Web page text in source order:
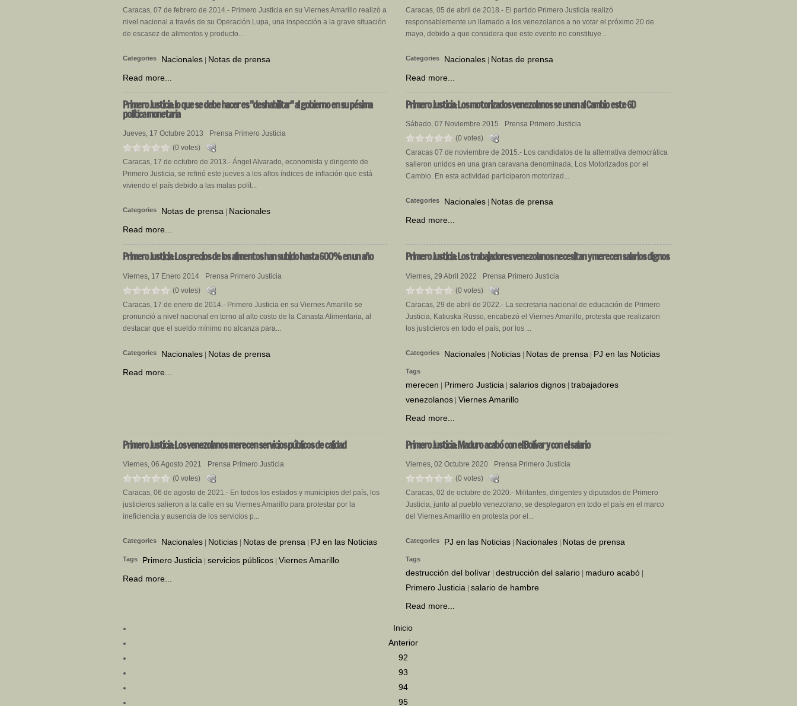
Caracas, 07 de febrero de 2014.- Primero Justicia en su Viernes Amarillo realizó a
nivel nacional a través de su Operación Lupa, una inspección a la grave situación
de escasez de alimentos y producto...
Categories Nacionales | Notas de prensa
Read more...
Caracas, 05 de abril de 2018.- El partido Primero Justicia realizó
responsablemente un llamado a los venezolanos a no votar el próximo 20 de
mayo, debido a que considera que este evento no constituye...
Categories Nacionales | Notas de prensa
Read more...
PrimeroJusticia: lo que se debe hacer es "deshabilitar" al gobierno en su pésima
política monetaria
Jueves, 17 Octubre 2013
Prensa Primero Justicia
(0 votes)
Caracas, 17 de octubre de 2013.- Ángel Alvarado, economista y dirigente de
Primero Justicia, se refirió este jueves a los altos índices de inflación que está
viviendo el país debido a las malas polít...
Categories Notas de prensa
Nacionales
Read more...
PrimeroJusticia: Los motorizados venezolanos se unen al Cambio este 6D
Sábado, 07 Noviembre 2015
Prensa Primero Justicia
(0 votes)
Caracas 07 de noviembre de 2015.- Los candidatos de la alternativa democrática
salieron unidos en una gran caravana denominada, Los Motorizados por el
Cambio. En esta actividad participaron motorizad...
Categories Nacionales
Notas de prensa
Read more...
PrimeroJusticia: Los precios de los alimentos han subido hasta 600% en un año
Viernes, 17 Enero 2014
Prensa Primero Justicia
(0 votes)
Caracas, 17 de enero de 2014.- Primero Justicia en su Viernes Amarillo se
pronunció a nivel nacional en torno al alto costo de la Canasta Alimentaria, al
destacar que el sueldo mínimo no alcanza para...
Categories Nacionales | Notas de prensa
Read more...
PrimeroJusticia: Los trabajadores venezolanos necesitan y merecen salarios dignos
Viernes, 29 Abril 2022
Prensa Primero Justicia
(0 votes)
Caracas, 29 de abril de 2022.- La secretaria nacional de educación de Primero
Justicia, Katiuska Russo, encabezó el Viernes Amarillo, protesta que realizaron
los justicieros en todo el país, por los ...
Categories Nacionales | Noticias | Notas de prensa | PJ en las Noticias
Tags
merecen | Primero Justicia |salarios dignos |trabajadores
venezolanos |Viernes Amarillo
Read more...
PrimeroJusticia: Los venezolanos merecen servicios públicos de calidad
Viernes, 06 Agosto 2021
Prensa Primero Justicia
(0 votes)
Caracas, 06 de agosto de 2021.- En todos los estados y municipios del país, los
justicieros salieron a la calle en su Viernes Amarillo para protestar por la
ineficiencia y ausencia de los servicios p...
Categories Nacionales Noticias Notas de prensa PJ en las Noticias
Tags Primero Justicia servicios públicos Viernes Amarillo
Read more...
PrimeroJusticia: Maduro acabó con el Bolívar y con el salario
Viernes, 02 Octubre 2020
Prensa Primero Justicia
(0 votes)
Caracas, 02 de octubre de 2020.- Militantes, dirigentes y diputados de Primero
Justicia, junto al pueblo venezolano, se desplegaron en todo el país en el marco
del Viernes Amarillo en protesta por el...
Categories PJ en las Noticias Nacionales Notas de prensa
Tags
destrucción del bolívar |destrucción del salario maduro acabó
Primero Justicia |salario de hambre
Read more...
Inicio
Anterior
92
93
94
95